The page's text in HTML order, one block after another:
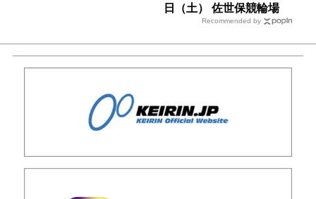
日（土） 佐世保競輪場
Recommended by